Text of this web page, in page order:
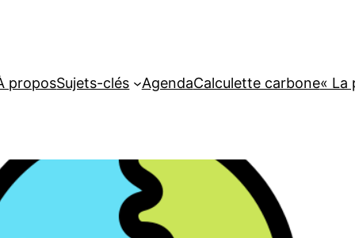
proposSujets-clés AgendaCalculette carbone« La